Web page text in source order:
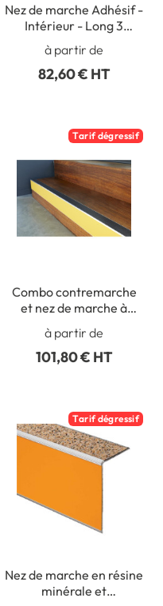
Nez de marche Adhésif -
Intérieur - Long 3
mètres - Trafic Tertiaire
à partir de
82,60 € HT
Tarif dégressif
Combo contremarche
et nez de marche à
visser à coller
à partir de
101,80 € HT
Tarif dégressif
Nez de marche en résine
minérale et